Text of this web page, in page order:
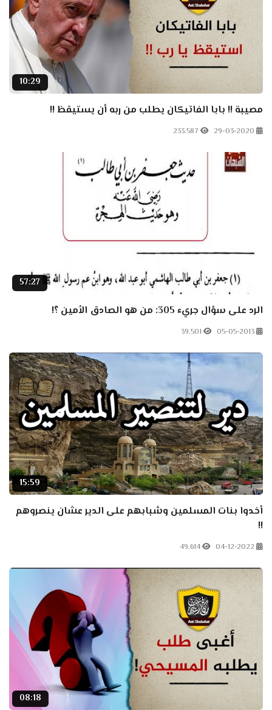
10:29
مصيبة !! بابا الفاتيكان يطلب من ربه أن يستيقظ !!
29-03-2020
233.587
57:27
الرد على سؤال جريء 305: من هو الصادق الأمين ؟!
05-05-2013
39.501
15:59
أخدوا بنات المسلمين وشبابهم على الدير عشان ينصروهم
!!
04-12-2022
49.614
08:18